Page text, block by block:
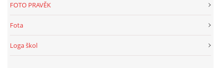
FOTO PRAVĚK
Fota
Loga škol